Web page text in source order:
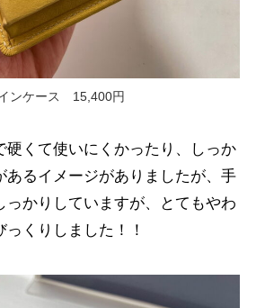
ンケース 15,400円
硬くて使いにくかったり、しっか
あるイメージがありましたが、手
っかりしていますが、とてもやわ
くりしました！！